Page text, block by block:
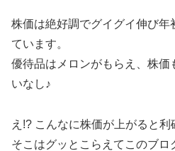
株価は絶好調でグイグイ伸び年
ています。
優待品はメロンがもらえ、株価
いなし♪
え!? こんなに株価が上がると利
そこはグッとこらえてこのブ